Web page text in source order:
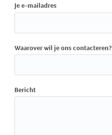
Je e-mailadres
Waarover wil je ons contacteren?
Bericht